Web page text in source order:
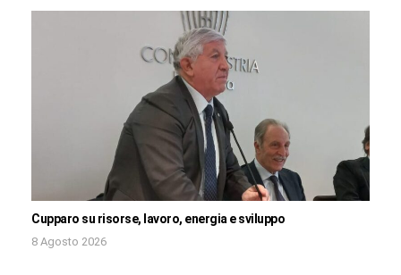
Cupparo su risorse, lavoro, energia e sviluppo
8 Agosto 2026